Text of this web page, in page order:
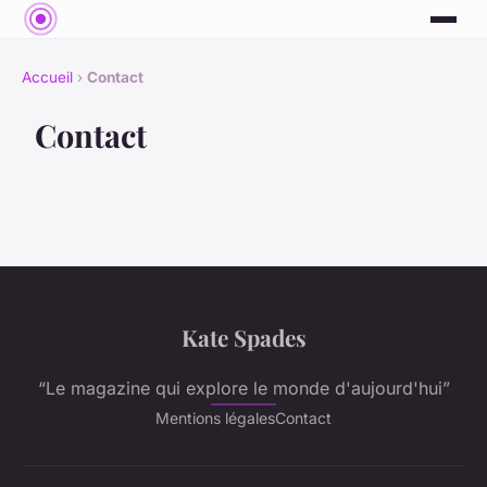
Accueil › Contact
Contact
Kate Spades
“Le magazine qui explore le monde d'aujourd'hui”
Mentions légalesContact